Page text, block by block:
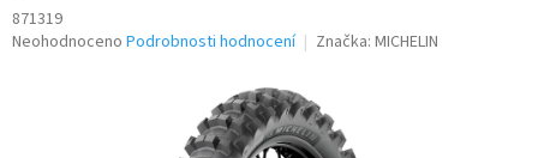
871319
Průměrné
Neohodnoceno Podrobnosti hodnocení Značka: MICHELIN